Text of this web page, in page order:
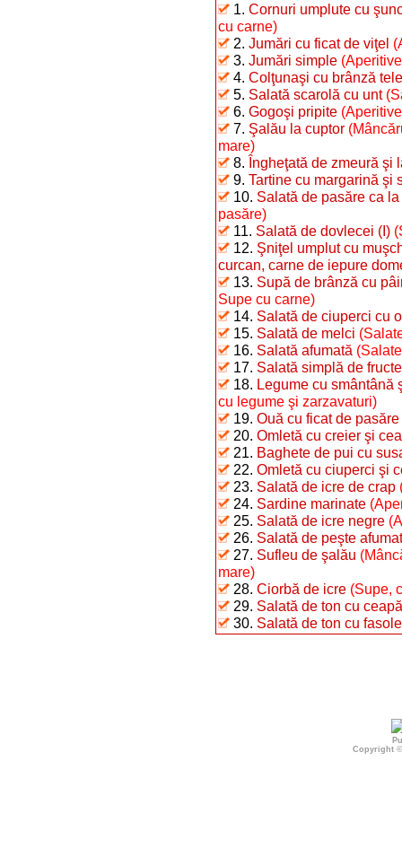
1. Cornuri umplute cu
cu carne)
2. Jumări cu ficat de viţel
3. Jumări simple
4. Colţunaşi cu brânză
5. Salată scarolă cu unt
6. Gogoşi pripite
7. Şalău la cuptor
mare)
8. Îngheţată de zmeură şi
9. Tartine cu margarină şi
10. Salată de pasăre ca
pasăre)
11. Salată de dovlecei (I)
12. Şniţel umplut cu
curcan, carne de iepure
13. Supă de brânză cu
Supe cu carne)
14. Salată de ciuperci cu
15. Salată de melci
16. Salată afumată
17. Salată simplă de fructe
18. Legume cu smântână
cu legume şi zarzavaturi)
19. Ouă cu ficat de pasăre
20. Omletă cu creier şi
21. Baghete de pui cu
22. Omletă cu ciuperci şi
23. Salată de icre de crap
24. Sardine marinate
25. Salată de icre negre
26. Salată de peşte
27. Sufleu de şalău
mare)
28. Ciorbă de icre (Supe,
29. Salată de ton cu ceapă
30. Salată de ton cu
Copyright